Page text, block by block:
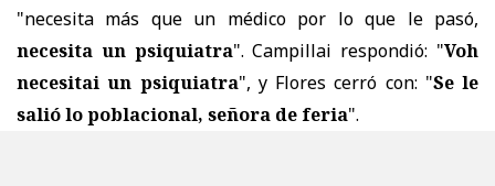
"necesita más que un médico por lo que le pasó,
necesita un psiquiatra". Campillai respondió: "Voh
necesitai un psiquiatra", y Flores cerró con: "Se le
salió lo poblacional, señora de feria".